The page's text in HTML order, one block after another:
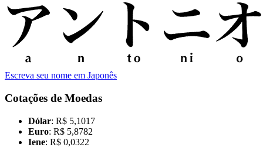
Escreva seu nome em Japonês
Cotações de Moedas
Dólar: R$ 5,1017
Euro: R$ 5,8782
Iene: R$ 0,0322